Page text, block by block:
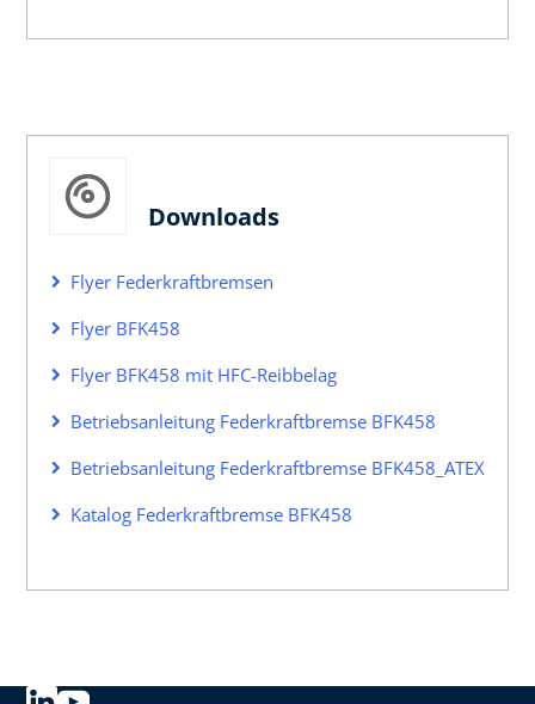
Downloads
Flyer Federkraftbremsen
Flyer BFK458
Flyer BFK458 mit HFC-Reibbelag
Betriebsanleitung Federkraftbremse BFK458
Betriebsanleitung Federkraftbremse BFK458_ATEX
Katalog Federkraftbremse BFK458